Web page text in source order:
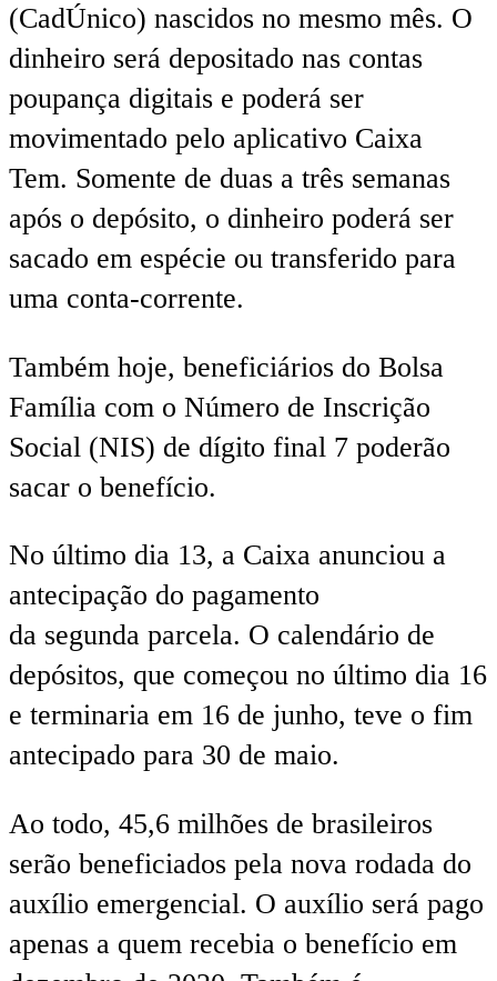
(CadÚnico) nascidos no mesmo mês. O
dinheiro será depositado nas contas
poupança digitais e poderá ser
movimentado pelo aplicativo Caixa
Tem. Somente de duas a três semanas
após o depósito, o dinheiro poderá ser
sacado em espécie ou transferido para
uma conta-corrente.
Também hoje, beneficiários do Bolsa
Família com o Número de Inscrição
Social (NIS) de dígito final 7 poderão
sacar o benefício.
No último dia 13, a Caixa anunciou a
antecipação do pagamento
da segunda parcela. O calendário de
depósitos, que começou no último dia 16
e terminaria em 16 de junho, teve o fim
antecipado para 30 de maio.
Ao todo, 45,6 milhões de brasileiros
serão beneficiados pela nova rodada do
auxílio emergencial. O auxílio será pago
apenas a quem recebia o benefício em